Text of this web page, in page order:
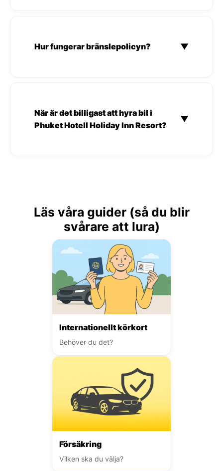
Hur fungerar bränslepolicyn? ▼
När är det billigast att hyra bil i
Phuket Hotell Holiday Inn Resort?
▼
Läs våra guider (så du blir
svårare att lura)
Internationellt körkort
Behöver du det?
Försäkring
Vilken ska du välja?